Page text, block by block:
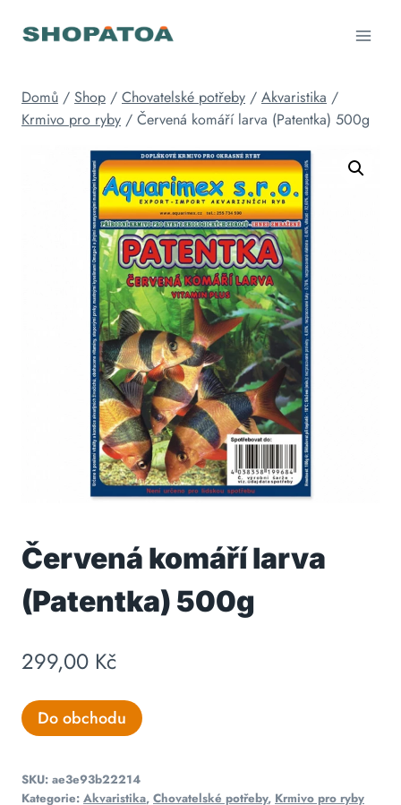
Domů / Shop / Chovatelské potřeby / Akvaristika /
Krmivo pro ryby / Červená komáří larva (Patentka) 500g
Červená komáří larva
(Patentka) 500g
299,00 Kč
Do obchodu
SKU: ae3e93b22214
Kategorie: Akvaristika, Chovatelské potřeby, Krmivo pro ryby